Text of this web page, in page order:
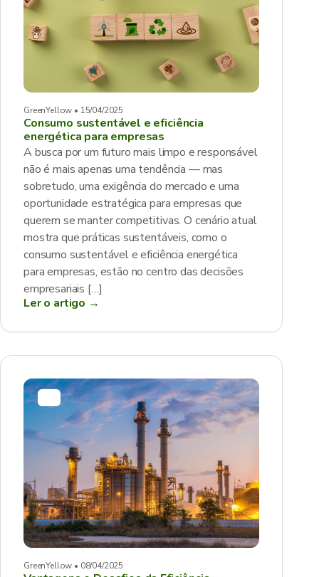
GreenYellow • 15/04/2025
Consumo sustentável e eficiência
energética para empresas
A busca por um futuro mais limpo e responsável
não é mais apenas uma tendência — mas
sobretudo, uma exigência do mercado e uma
oportunidade estratégica para empresas que
querem se manter competitivas. O cenário atual
mostra que práticas sustentáveis, como o
consumo sustentável e eficiência energética
para empresas, estão no centro das decisões
empresariais […]
Ler o artigo →
GreenYellow • 08/04/2025